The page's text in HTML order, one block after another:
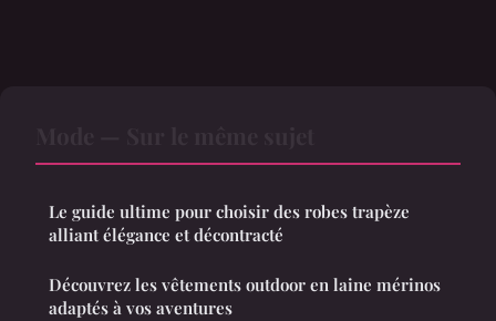
Le guide ultime pour choisir des robes trapèze
alliant élégance et décontracté
Découvrez les vêtements outdoor en laine mérinos
adaptés à vos aventures